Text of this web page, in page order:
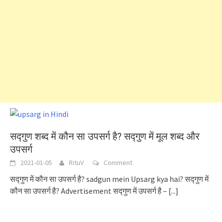
सद्गुण शब्द में कौन सा उपसर्ग है? सद्गुण में मूल शब्द और
उपसर्ग
2021-01-05 RituV Comment
सद्गुण में कौन सा उपसर्ग है? sadgun mein Upsarg kya hai? सद्गुण में
कौन सा उपसर्ग है? Advertisement सद्गुण में उपसर्ग है – [...]